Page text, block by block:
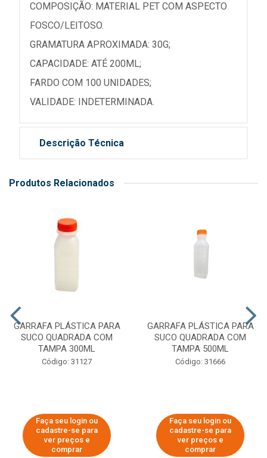
COMPOSIÇÃO: MATERIAL PET COM ASPECTO
FOSCO/LEITOSO.
GRAMATURA APROXIMADA: 30G;
CAPACIDADE: ATÉ 200ML;
FARDO COM 100 UNIDADES;
VALIDADE: INDETERMINADA.
Descrição Técnica
Produtos Relacionados
GARRAFA PLÁSTICA PARA
SUCO QUADRADA COM
TAMPA 300ML
Código: 31127
Faça seu login ou
cadastre-se para
ver preços e
comprar
GARRAFA PLÁSTICA PARA
SUCO QUADRADA COM
TAMPA 500ML
Código: 31666
Faça seu login ou
cadastre-se para
ver preços e
comprar